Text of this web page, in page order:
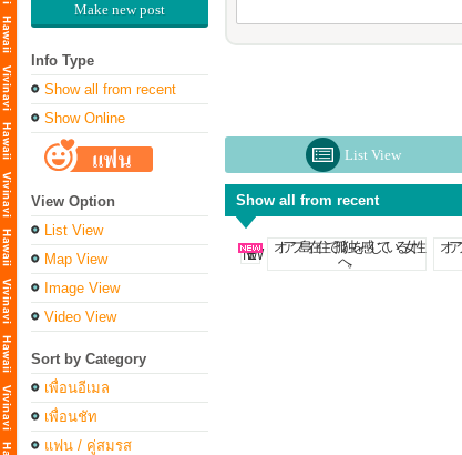
Make new post
Info Type
Show all from recent
Show Online
View Option
List View
Map View
Image View
Video View
Sort by Category
เพื่อนอีเมล
เพื่อนชัท
แฟน / คู่สมรส
List View
Show all from recent